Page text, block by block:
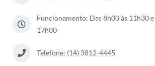
Funcionamento: Das 8h00 às 11h30
17h00
Telefone: (14) 3812-4445